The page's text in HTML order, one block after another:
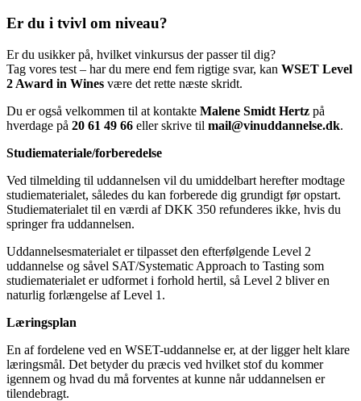
Er du i tvivl om niveau?
Er du usikker på, hvilket vinkursus der passer til dig?
Tag vores test – har du mere end fem rigtige svar, kan WSET Level
2 Award in Wines være det rette næste skridt.
Du er også velkommen til at kontakte Malene Smidt Hertz på
hverdage på 20 61 49 66 eller skrive til mail@vinuddannelse.dk.
Studiemateriale/forberedelse
Ved tilmelding til uddannelsen vil du umiddelbart herefter modtage
studiematerialet, således du kan forberede dig grundigt før opstart.
Studiematerialet til en værdi af DKK 350 refunderes ikke, hvis du
springer fra uddannelsen.
Uddannelsesmaterialet er tilpasset den efterfølgende Level 2
uddannelse og såvel SAT/Systematic Approach to Tasting som
studiematerialet er udformet i forhold hertil, så Level 2 bliver en
naturlig forlængelse af Level 1.
Læringsplan
En af fordelene ved en WSET-uddannelse er, at der ligger helt klare
læringsmål. Det betyder du præcis ved hvilket stof du kommer
igennem og hvad du må forventes at kunne når uddannelsen er
tilendebragt.